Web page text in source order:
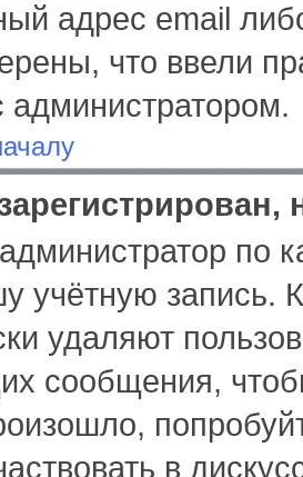
адрес email
что ввели
администратором.
по
учётную запись.
удаляют
сообщения,
в